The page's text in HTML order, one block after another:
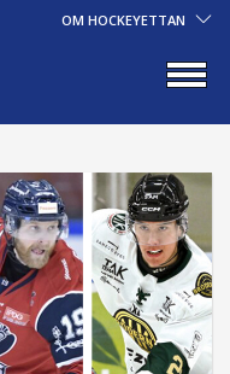
OM HOCKEYETTAN